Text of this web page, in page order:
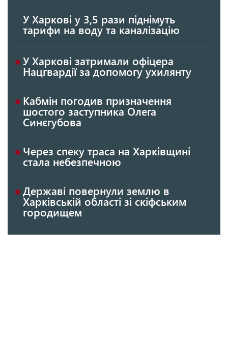
У Харкові у 3,5 рази піднімуть
тарифи на воду та каналізацію
У Харкові затримали офіцера
Нацгвардії за допомогу ухилянту
Кабмін погодив призначення
шостого заступника Олега
Синєгубова
Через спеку траса на Харківщині
стала небезпечною
Державі повернули землю в
Харківській області зі скіфським
городищем